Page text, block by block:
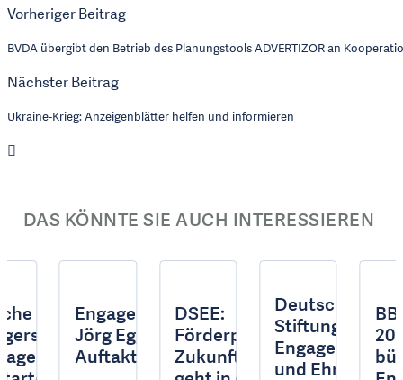
Vorheriger Beitrag
BVDA übergibt den Betrieb des Planungstools ADVERTIZOR an
Nächster Beitrag
Ukraine-Krieg: Anzeigenblätter helfen und informieren
DAS KÖNNTE SIE AUCH INTERESSIEREN
des
Engagementwoche:
Jörg Eggers bei
Auftaktveranstaltung
DSEE:
Förderprogramm
Zukunftsmut
Deutsche
Stiftung für
Engagement
und Ehrenamt